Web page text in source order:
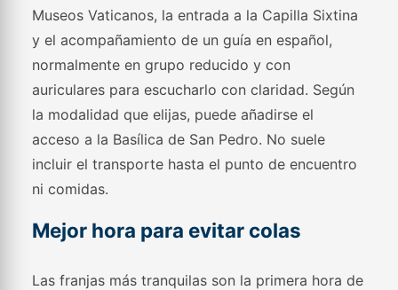
Museos Vaticanos, la entrada a la Capilla Sixtina
y el acompañamiento de un guía en español,
normalmente en grupo reducido y con
auriculares para escucharlo con claridad. Según
la modalidad que elijas, puede añadirse el
acceso a la Basílica de San Pedro. No suele
incluir el transporte hasta el punto de encuentro
ni comidas.
Mejor hora para evitar colas
Las franjas más tranquilas son la primera hora de